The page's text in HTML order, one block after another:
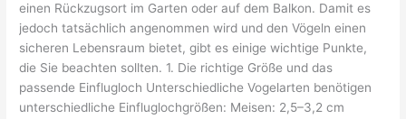
einen Rückzugsort im Garten oder auf dem Balkon. Damit es
jedoch tatsächlich angenommen wird und den Vögeln einen
sicheren Lebensraum bietet, gibt es einige wichtige Punkte,
die Sie beachten sollten. 1. Die richtige Größe und das
passende Einflugloch Unterschiedliche Vogelarten benötigen
unterschiedliche Einfluglochgrößen: Meisen: 2,5–3,2 cm